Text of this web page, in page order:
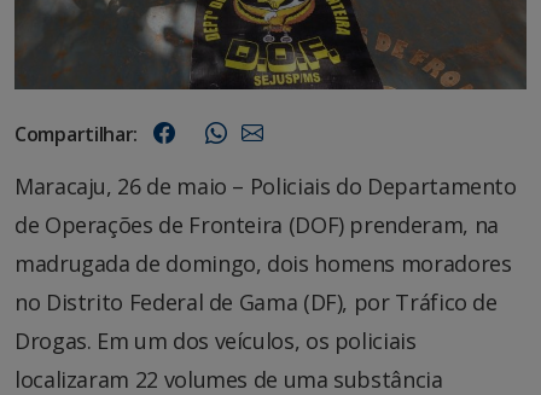
Compartilhar:
Maracaju, 26 de maio – Policiais do Departamento
de Operações de Fronteira (DOF) prenderam, na
madrugada de domingo, dois homens moradores
no Distrito Federal de Gama (DF), por Tráfico de
Drogas. Em um dos veículos, os policiais
localizaram 22 volumes de uma substância